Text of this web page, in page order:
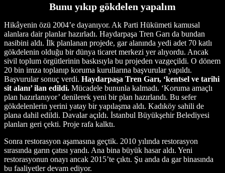
Bunu yıkıp gökdelen yapalım
Hikâyenin özü 2004’e dayanıyor. Ak Parti Hükümeti kamusal
alanlara dair planlar hazırladı. Haydarpaşa Tren Garı da bundan
nasibini aldı. İlk planlanan projede, gar alanında yedi adet 70 katlı
gökdelenin olduğu bir dünya ticaret merkezi yer alıyordu. Ancak
sivil toplum örgütlerinin baskısıyla bu projeden vazgeçildi. O dönem
20 bin imza toplanıp koruma kurullarına başvurular yapıldı.
Başvurular sonuç verdi. Haydarpaşa Tren Garı, ‘kentsel ve tarihi
sit alanı’ ilan edildi. Mücadele bununla kalmadı. ‘Koruma amaçlı
plan hazırlanıyor’ denilerek yeni bir plan hazırlandı. Bu sefer
gökdelenlerin yerini yatay bir yapılaşma aldı. Kadıköy sahili de
plana dahil edildi. Davalar açıldı. İstanbul Büyükşehir Belediyesi
planları geri çekti. Proje rafa kalktı.
Sonra restorasyon aşamasına geçtik. 2010 yılında restorasyon
sırasında garın çatısı yandı. Ana bina büyük hasar aldı. Yeni
restorasyonun onayı ancak 2015’te çıktı. Şu anda da gar binasında
bu faaliyetler devam ediyor.